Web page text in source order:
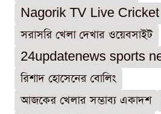
Nagorik TV Live Cricket
সরাসরি খেলা দেখার ওয়েবসাইট
24updatenews sports
রিশাদ হোসেনের বোলিং
আজকের খেলার সম্ভাব্য একাদশ